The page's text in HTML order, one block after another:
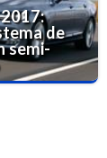
de
semi-